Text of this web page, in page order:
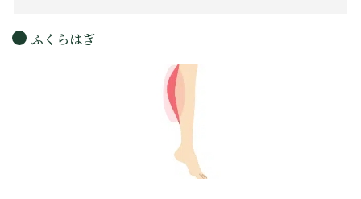
ふくらはぎ